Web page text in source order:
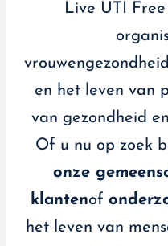
Live UTI
en het leven van
van gezondheid
Of u nu op zoek
onze
klantenof
het leven van